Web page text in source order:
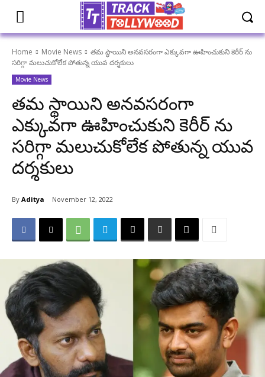
Home Movie News
తమ స్థాయిని అనవసరంగా ఎక్కువగా ఊహించుకుని కెరీర్ ను
సరిగ్గా మలుచుకోలేక పోతున్న యువ దర్శకులు
Movie News
తమ స్థాయిని అనవసరంగా
ఎక్కువగా ఊహించుకుని కెరీర్ ను
సరిగ్గా మలుచుకోలేక పోతున్న యువ
దర్శకులు
By Aditya November 12, 2022